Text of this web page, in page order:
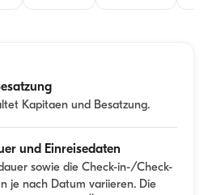
Kapitaen und Besatzung.
und Einreisedaten
sowie die Check-in-/Check-
je nach Datum variieren. Die